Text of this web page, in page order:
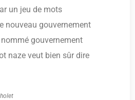
un jeu de mots
nouveau gouvernement
gouvernement
naze veut bien sûr dire